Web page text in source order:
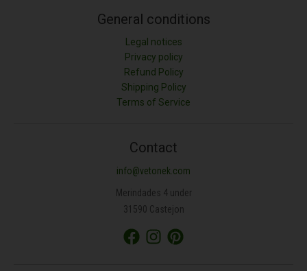
General conditions
Legal notices
Privacy policy
Refund Policy
Shipping Policy
Terms of Service
Contact
info@vetonek.com
Merindades 4 under
31590 Castejon